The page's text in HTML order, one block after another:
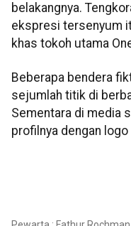
belakangnya.
ekspresi tersenyum
khas tokoh utama
Beberapa bendera
sejumlah titik di
Sementara di media
profilnya dengan